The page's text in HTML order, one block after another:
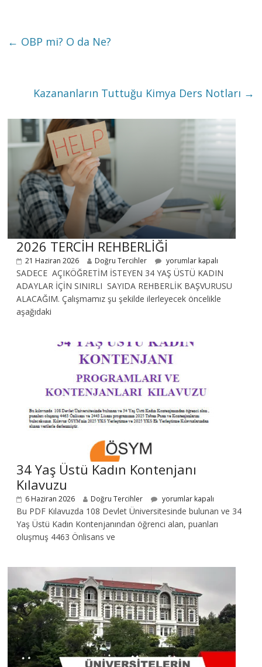
← OBP mi? O da Ne?
Kazananların Tuttuğu Kimya Ders Notları →
2026 TERCİH REHBERLİĞİ
21 Haziran 2026 Doğru Tercihler yorumlar kapalı
SADECE AÇIKÖĞRETİM İSTEYEN 34 YAŞ ÜSTÜ KADIN
ADAYLAR İÇİN SINIRLI SAYIDA REHBERLİK BAŞVURUSU
ALACAĞIM. Çalışmamız şu şekilde ilerleyecek öncelikle
aşağıdaki
34 Yaş Üstü Kadın Kontenjanı
Kılavuzu
6 Haziran 2026 Doğru Tercihler yorumlar kapalı
Bu PDF Kılavuzda 108 Devlet Üniversitesinde bulunan ve 34
Yaş Üstü Kadın Kontenjanından öğrenci alan, puanları
oluşmuş 4463 Önlisans ve